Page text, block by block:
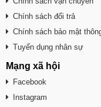
Chính sách đổi trả
Chính sách bảo mật
Tuyển dụng nhân sự
Mạng xã hội
Facebook
Instagram